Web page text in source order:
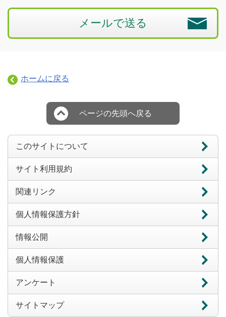
メールで送る
ホームに戻る
ページの先頭へ戻る
このサイトについて
サイト利用規約
関連リンク
個人情報保護方針
情報公開
個人情報保護
アンケート
サイトマップ